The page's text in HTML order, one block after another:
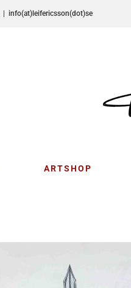
info(at)leifericsson(dot)se
ARTSHOP